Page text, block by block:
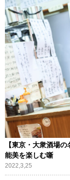
【東京・大衆酒場
能美を楽しむ噺
2022,3,25